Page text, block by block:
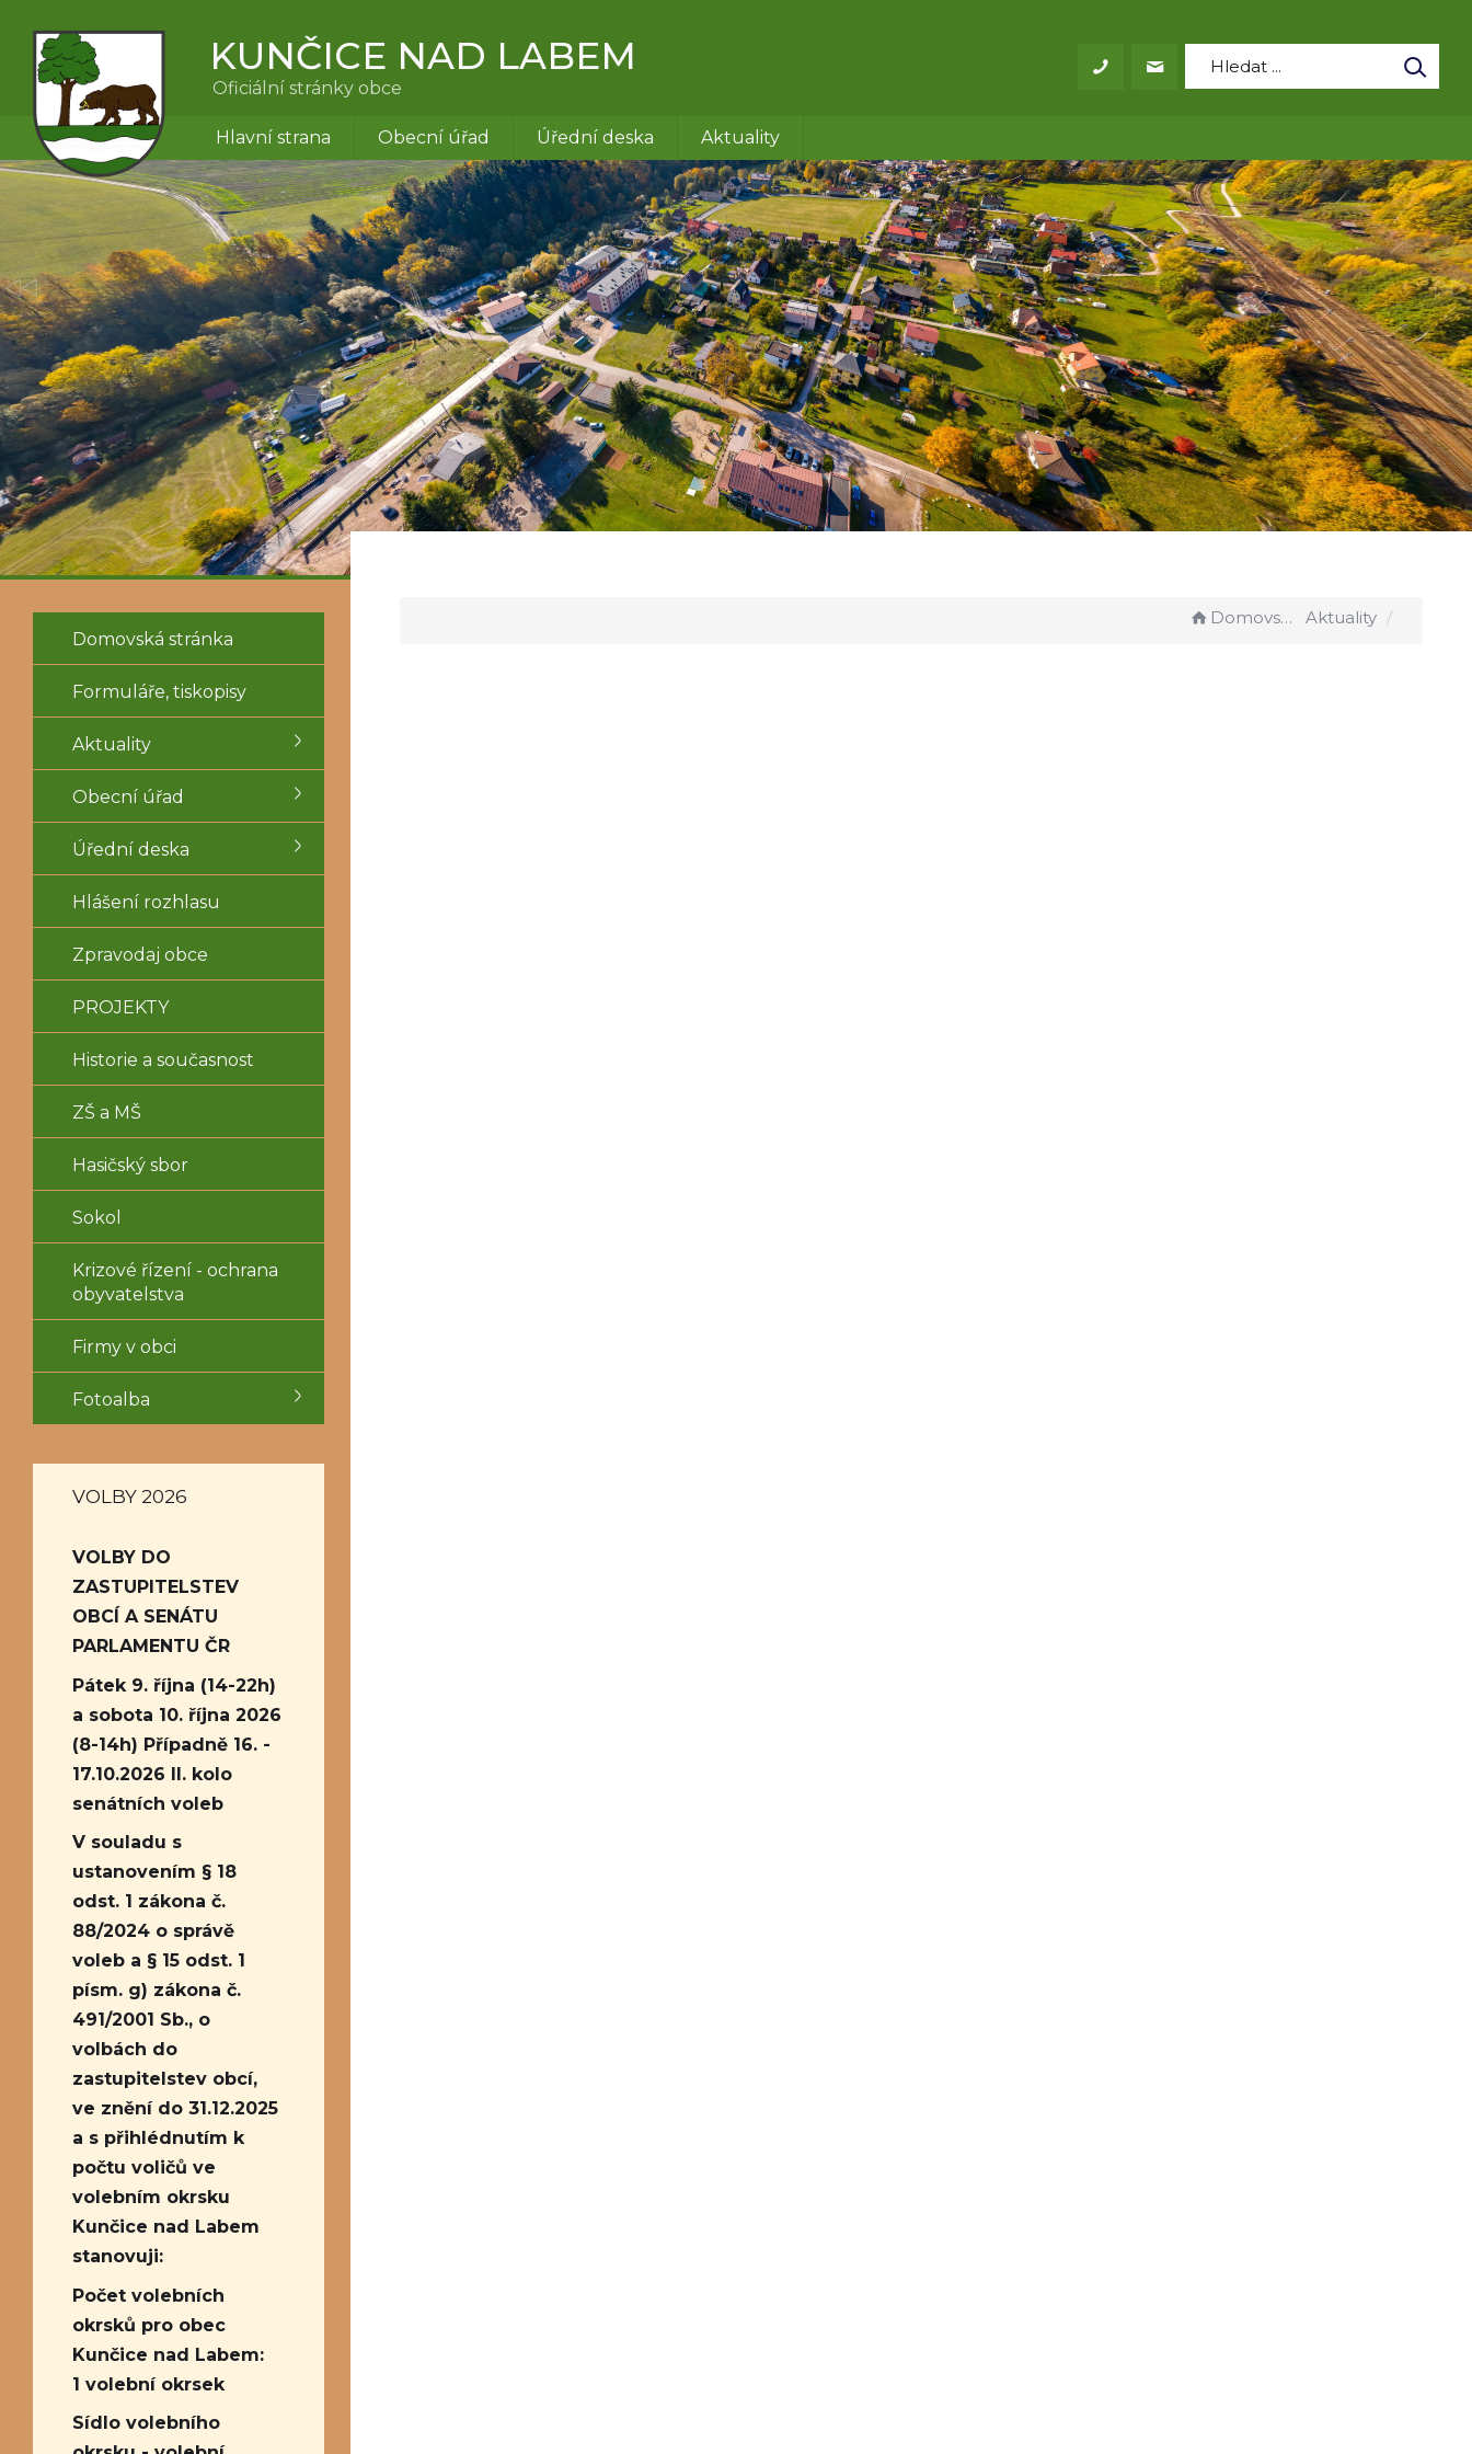
KUNČICE NAD LABEM
Oficiální stránky obce
Hlavní strana Obecní úřad Úřední deska Aktuality
Domovská stránka
Formuláře, tiskopisy
Aktuality
Obecní úřad
Úřední deska
Hlášení rozhlasu
Zpravodaj obce
PROJEKTY
Historie a současnost
ZŠ a MŠ
Hasičský sbor
Sokol
Krizové řízení - ochrana
obyvatelstva
Firmy v obci
Fotoalba
VOLBY 2026
VOLBY DO
ZASTUPITELSTEV
OBCÍ A SENÁTU
PARLAMENTU ČR
Pátek 9. října (14-22h)
a sobota 10. října 2026
(8-14h) Případně 16. -
17.10.2026 II. kolo
senátních voleb
V souladu s
ustanovením § 18
odst. 1 zákona č.
88/2024 o správě
voleb a § 15 odst. 1
písm. g) zákona č.
491/2001 Sb., o
volbách do
zastupitelstev obcí,
ve znění do 31.12.2025
a s přihlédnutím k
počtu voličů ve
volebním okrsku
Kunčice nad Labem
stanovuji:
Počet volebních
okrsků pro obec
Kunčice nad Labem:
1 volební okrsek
Sídlo volebního
Domovská stránka Aktuality